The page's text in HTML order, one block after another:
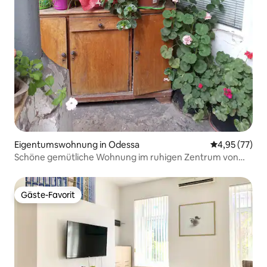
Eigentumswohnung in Odessa
4,95 (77)
Schöne gemütliche Wohnung im ruhigen Zentrum von
Gäste-Favorit
Gäste-Favorit